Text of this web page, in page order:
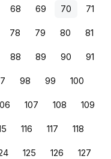
68 69 70 71
78 79 80 81
88 89 90 91
98 99 100
107 108 109
116 117 118
125 126 127